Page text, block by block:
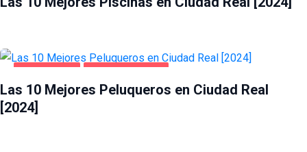
Las 10 Mejores Peluqueros en Ciudad Real
[2024]